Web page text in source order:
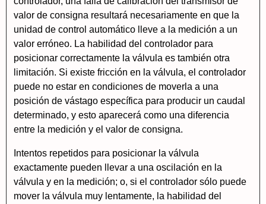
valor de consigna resultará necesariamente en que la
unidad de control automático lleve a la medición a un
valor erróneo. La habilidad del controlador para
posicionar correctamente la válvula es también otra
limitación. Si existe fricción en la válvula, el controlador
puede no estar en condiciones de moverla a una
posición de vástago específica para producir un caudal
determinado, y esto aparecerá como una diferencia
entre la medición y el valor de consigna.
Intentos repetidos para posicionar la válvula
exactamente pueden llevar a una oscilación en la
válvula y en la medición; o, si el controlador sólo puede
mover la válvula muy lentamente, la habilidad del